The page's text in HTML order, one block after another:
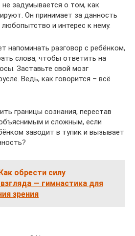
задумывается о том, как
Он принимает за данность
и интерес к нему.
напоминать разговор с ребёнком,
слова, чтобы ответить на
Заставьте свой мозг
Ведь, как говорится – всё
границы сознания, перестав
и сложным, если
заводит в тупик и вызывает
обрести силу
— гимнастика для
зрения